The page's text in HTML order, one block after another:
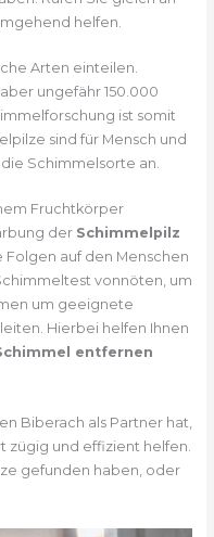
helfen.
Arten einteilen.
ungefähr 150.000
ist somit
sind für Mensch und
Schimmelsorte an.
Fruchtkörper
der Schimmelpilz
auf den Menschen
vonnöten, um
um geeignete
Hierbei helfen Ihnen
entfernen
Biberach als Partner hat,
zügig und effizient helfen.
gefunden haben, oder